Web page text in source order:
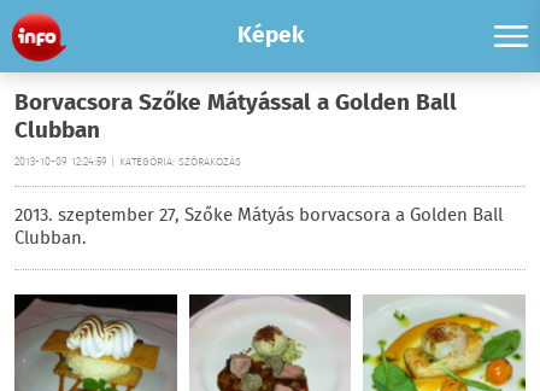
Képek
Borvacsora Szőke Mátyással a Golden Ball
Clubban
2013-10-09 12:24:59 | KATEGÓRIA: SZÓRAKOZÁS
2013. szeptember 27, Szőke Mátyás borvacsora a Golden Ball
Clubban.